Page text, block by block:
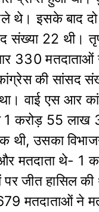
थे। इसके बाद
संख्या 22
330 मतदाताओं
की सांसद
वाई एस आर
करोड़ 55 लाख
थी, उसका
मतदाता थे-
जीत हासिल
मतदाताओं ने